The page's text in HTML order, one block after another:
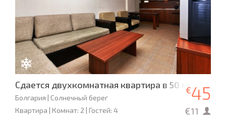
Сдается двухкомнатная квартира в 50 м от
Болгария | Солнечный берег
Квартира | Комнат: 2 | Гостей: 4
€45
€11